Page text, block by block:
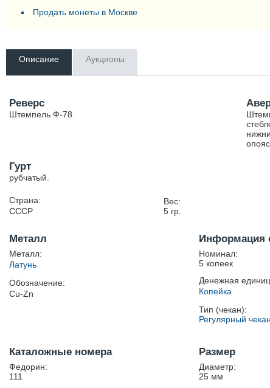
Продать монеты в Москве
Описание Аукционы
Реверс
Штемпель Ф-78.
Гурт
рубчатый.
Страна:
СССР
Вес:
5гр.
Металл
Металл:
Латунь
Обозначение:
Cu-Zn
Информация
Номинал:
5 копеек
Денежная
Копейка
Тип (чекан):
Регулярный
Каталожные номера
Федорин:
111
Размер
Диаметр:
25 мм